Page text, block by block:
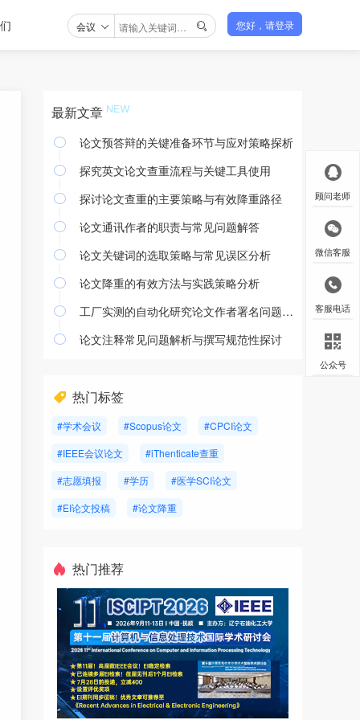
会议  您好，请登录
最新文章
 论文预答辩的关键准备环节与应对策略探析
 探究英文论文查重流程与关键工具使用
 探讨论文查重的主要策略与有效降重路径
 论文通讯作者的职责与常见问题解答
 论文关键词的选取策略与常见误区分析
 论文降重的有效方法与实践策略分析
 工厂实测的自动化研究论文作者署名问题探讨
 论文注释常见问题解析与撰写规范性探讨
热门标签
#学术会议 #Scopus论文
#CPCI论文
#IEEE会议论文
#iThenticate查重
#志愿填报
#学历
#医学SCI论文
#EI论文投稿
#论文降重
热门推荐
顾问老师
微信客服
客服电话
公众号